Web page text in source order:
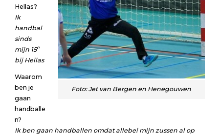
Foto: Jet van Bergen en Henegouwen
Hellas?
Ik
handbal
sinds
mijn 15e
bij Hellas
Waarom
ben je
gaan
handballe
n?
Ik ben gaan handballen omdat allebei mijn zussen al op